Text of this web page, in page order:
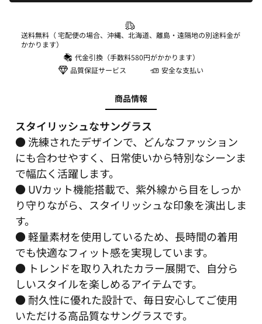
送料無料（ 宅配便の場合、沖縄、北海道、離島・遠隔地の別途料金が
かかります）
代金引換（手数料580円がかかります）
品質保証サービス
安全な支払い
商品情報
スタイリッシュなサングラス
● 洗練されたデザインで、どんなファッション
にも合わせやすく、日常使いから特別なシーンま
で幅広く活躍します。
● UVカット機能搭載で、紫外線から目をしっか
り守りながら、スタイリッシュな印象を演出しま
す。
● 軽量素材を使用しているため、長時間の着用
でも快適なフィット感を実現しています。
● トレンドを取り入れたカラー展開で、自分ら
しいスタイルを楽しめるアイテムです。
● 耐久性に優れた設計で、毎日安心してご使用
いただける高品質なサングラスです。